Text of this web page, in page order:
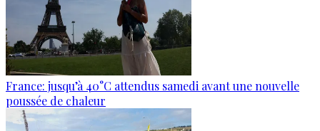
France: jusqu’à 40°C attendus samedi avant une nouvelle
poussée de chaleur